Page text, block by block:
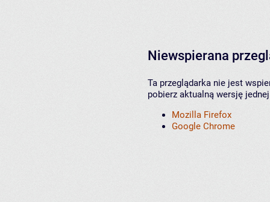
Niewspierana
Ta przeglądarka nie jest
pobierz aktualną wersję
Mozilla Firefox
Google Chrome